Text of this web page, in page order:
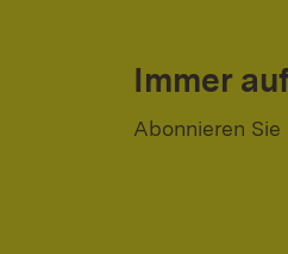
Immer
Abonnieren